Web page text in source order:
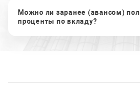
Можно ли заранее (авансом)
проценты по вкладу?